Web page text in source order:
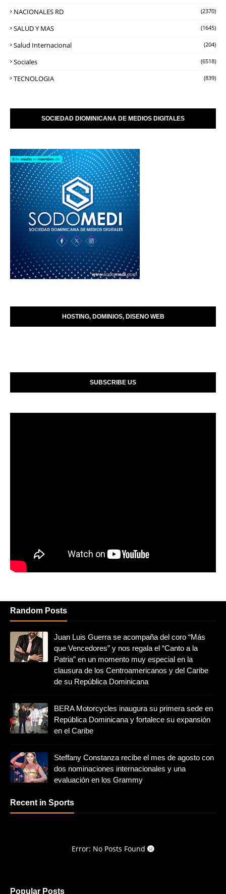
NACIONALES RD (2370)
SALUD Y MAS (1645)
Salud Internacional (204)
Sociales (6518)
TECNOLOGIA (839)
SOCIEDAD DIOMINICANA DE MEDIOS DIGITALES
HOSTING, DOMINIOS, DISENO WEB
SUBSCRIBE US
Random Posts
Juan Luis Guerra se acompaña del coro “Más
que Vencedores” y nos regala el “Canto a la
Patria” en un momento muy especial en la
clausura de los Centroamericanos y del Caribe
de su República Dominicana
BERA Motorcycles inaugura su primera sede en
República Dominicana y fortalece su expansión
en el Caribe
Steffany Constanza recibe el mes de agosto con
dos nominaciones internacionales y una
evaluación en los Grammy
Recent in Sports
Error: No Posts Found
Popular Posts